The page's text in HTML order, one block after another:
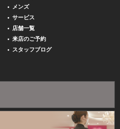
メンズ
サービス
店舗一覧
来店のご予約
スタッフブログ